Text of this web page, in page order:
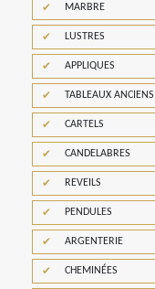
MARBRE
LUSTRES
APPLIQUES
TABLEAUX ANCIENS
CARTELS
CANDELABRES
REVEILS
PENDULES
ARGENTERIE
CHEMINÉES